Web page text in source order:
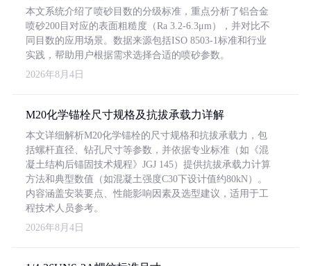
本文系统介绍了喷砂目数的分级标准，重点分析了铝合金
喷砂200目对应的表面粗糙度（Ra 3.2-6.3μm），并对比不
同目数的应用场景。数据来源包括ISO 8503-1标准和行业
实践，帮助用户根据需求选择合适的喷砂参数。
2026年8月4日
M20化学锚栓尺寸规格及抗拔承载力详解
本文详细解析M20化学锚栓的尺寸规格和抗拔承载力，包
括螺杆直径、钻孔尺寸等参数，并依据专业标准（如《混
凝土结构后锚固技术规程》JGJ 145）提供抗拔承载力计算
方法和典型数值（如混凝土强度C30下设计值约80kN）。
内容涵盖安装要点、性能影响因素及选型建议，适用于工
程技术人员参考。
2026年8月4日